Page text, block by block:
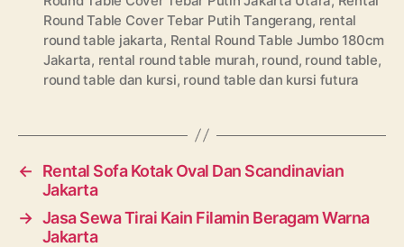
Round Table Cover Tebar Putih Tangerang, rental
round table jakarta, Rental Round Table Jumbo 180cm
Jakarta, rental round table murah, round, round table,
round table dan kursi, round table dan kursi futura
←
Rental Sofa Kotak Oval Dan Scandinavian
Jakarta
→ Jasa Sewa Tirai Kain Filamin Beragam Warna
Jakarta